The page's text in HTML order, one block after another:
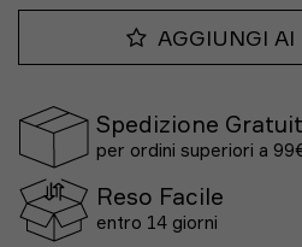
AGGIUNGI AI
Spedizione
per ordini superiori a
Reso Facile
entro 14 giorni